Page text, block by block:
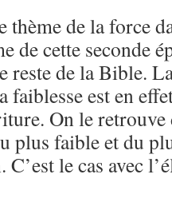
thème de la force
de cette seconde
reste de la Bible.
faiblesse est en
On le
plus faible et du
le cas avec